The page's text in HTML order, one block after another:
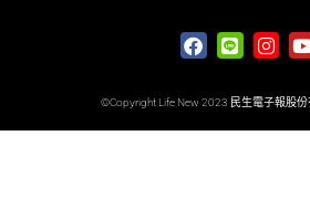
©Copyright Life New 2023 民生電子報股